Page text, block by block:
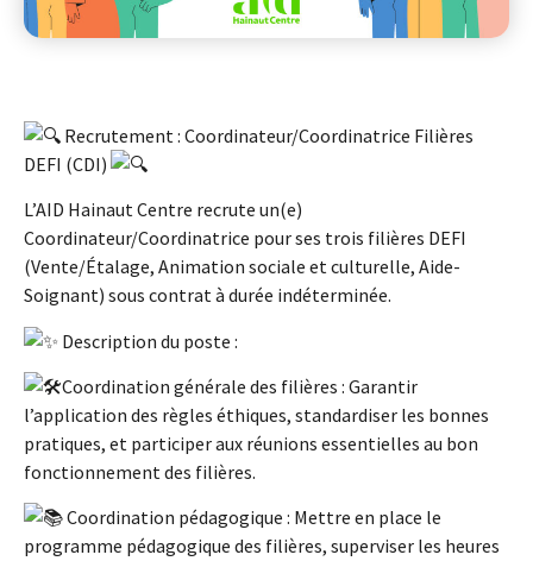
Recrutement : Coordinateur/Coordinatrice Filières
DEFI (CDI)
L’AID Hainaut Centre recrute un(e)
Coordinateur/Coordinatrice pour ses trois filières DEFI
(Vente/Étalage, Animation sociale et culturelle, Aide-
Soignant) sous contrat à durée indéterminée.
Description du poste :
Coordination générale des filières : Garantir
l’application des règles éthiques, standardiser les bonnes
pratiques, et participer aux réunions essentielles au bon
fonctionnement des filières.
Coordination pédagogique : Mettre en place le
programme pédagogique des filières, superviser les heures